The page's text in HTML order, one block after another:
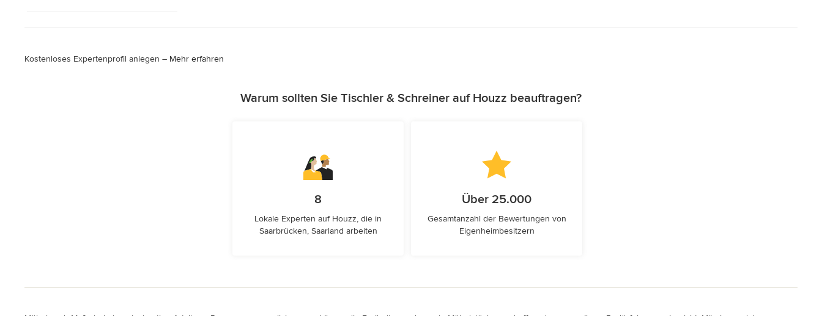
Kostenloses Expertenprofil anlegen – Mehr erfahren
Warum sollten Sie Tischler & Schreiner auf Houzz beauftragen?
8
Lokale Experten auf Houzz, die in
Saarbrücken, Saarland arbeiten
Über 25.000
Gesamtanzahl der Bewertungen von
Eigenheimbesitzern